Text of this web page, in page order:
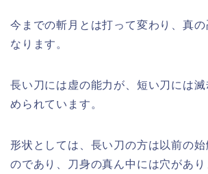
今までの斬月とは打って変わり、真の
なります。
長い刀には虚の能力が、短い刀には
められています。
形状としては、長い刀の方は以前の
のであり、刀身の真ん中には穴があり